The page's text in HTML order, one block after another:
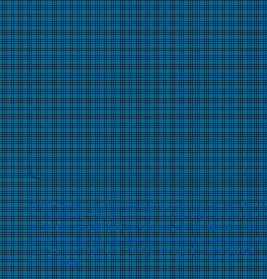
Руководство по мониторингу и оценке туберкулеза
программой «Туберкулез VI» и утверждено
проведен 3-дневный семинар для
пенитенциарной системы. В семинаре приняли
процессами системы МиО, которые
программы.